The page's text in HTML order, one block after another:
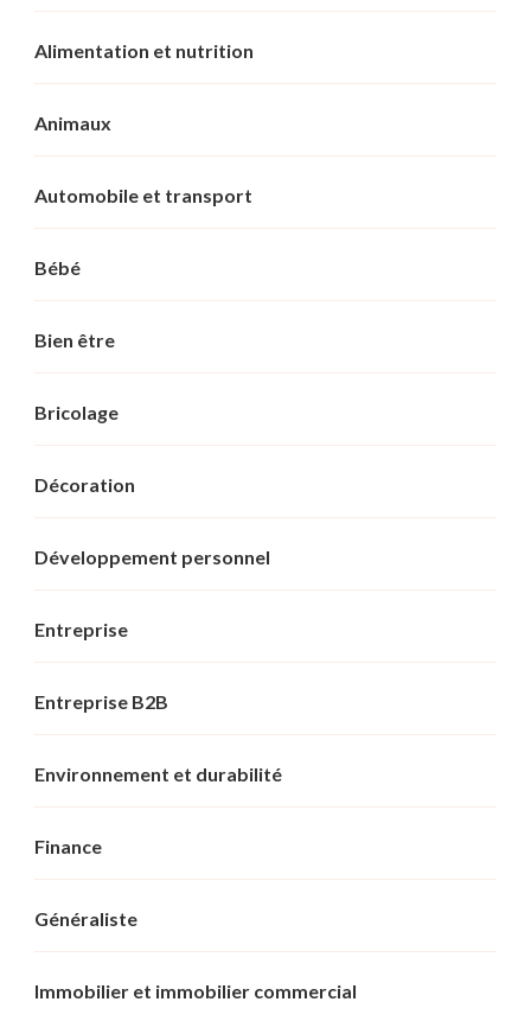
Alimentation et nutrition
Animaux
Automobile et transport
Bébé
Bien être
Bricolage
Décoration
Développement personnel
Entreprise
Entreprise B2B
Environnement et durabilité
Finance
Généraliste
Immobilier et immobilier commercial